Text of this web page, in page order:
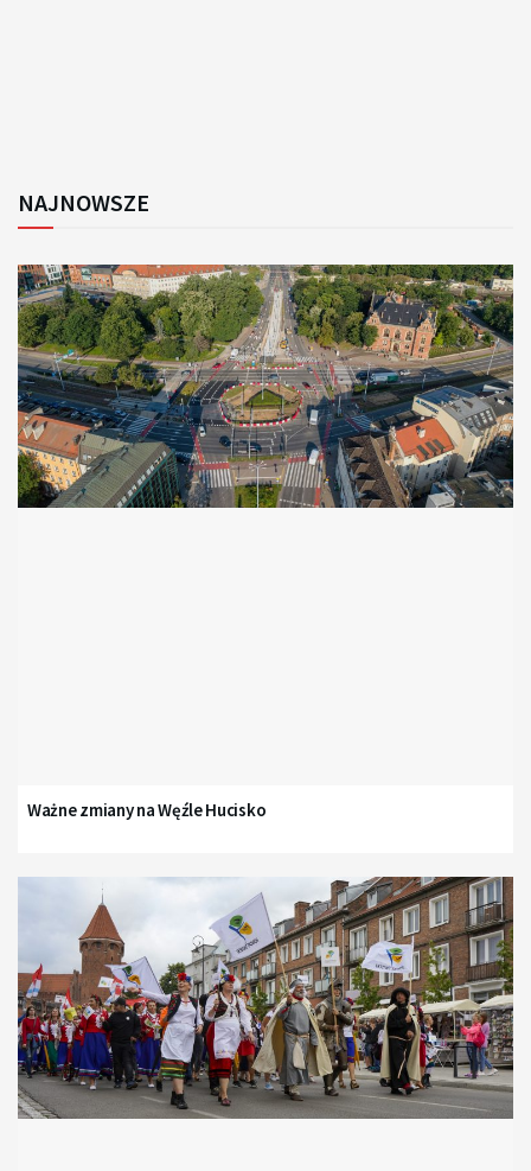
NAJNOWSZE
Ważne zmiany na Węźle Hucisko